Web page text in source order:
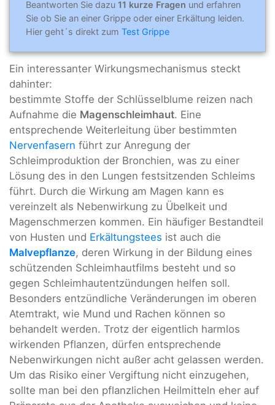
Beantworten Sie dazu 11 kurze Fragen und erfahren
Sie ob Sie an einer Grippe oder einer Erkältung leiden.
Hier geht´s direkt zum Test Grippe
Ein interessanter Wirkungsmechanismus steckt
dahinter:
bestimmte Stoffe der Schlüsselblume reizen nach
Aufnahme die Magenschleimhaut. Eine
entsprechende Weiterleitung über bestimmten
Nervenfasern führt zur Anregung der
Schleimproduktion der Bronchien, was zu einer
Lösung des in den Lungen festsitzenden Schleims
führt. Durch die Wirkung am Magen kann es
vereinzelt als Nebenwirkung zu Übelkeit und
Magenschmerzen kommen. Ein häufiger Bestandteil
von Husten und Erkältungstees ist auch die
Malvepflanze, deren Wirkung in der Bildung eines
schützenden Schleimhautfilms besteht und so
gegen Schleimhautentzündungen helfen soll.
Besonders entzündliche Veränderungen im oberen
Atemtrakt, wie Mund und Rachen können so
behandelt werden. Trotz der eigentlich harmlos
wirkenden Pflanzen, dürfen entsprechende
Nebenwirkungen nicht außer acht gelassen werden.
Um das Risiko einer Vergiftung nicht einzugehen,
sollte man bei den pflanzlichen Heilmitteln eher auf